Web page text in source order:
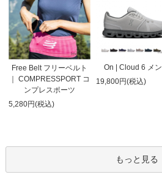
Free Belt フリーベルト
｜ COMPRESSPORT コ
ンプレスポーツ
5,280円(税込)
On | Cloud 6 メ
19,800円(税込)
もっと見る